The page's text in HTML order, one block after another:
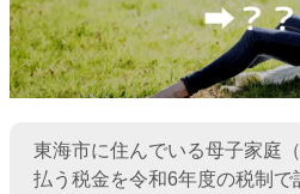
東海市に住んでいる母子家庭
払う税金を令和6年度の税制